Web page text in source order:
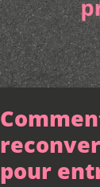
pour
stress